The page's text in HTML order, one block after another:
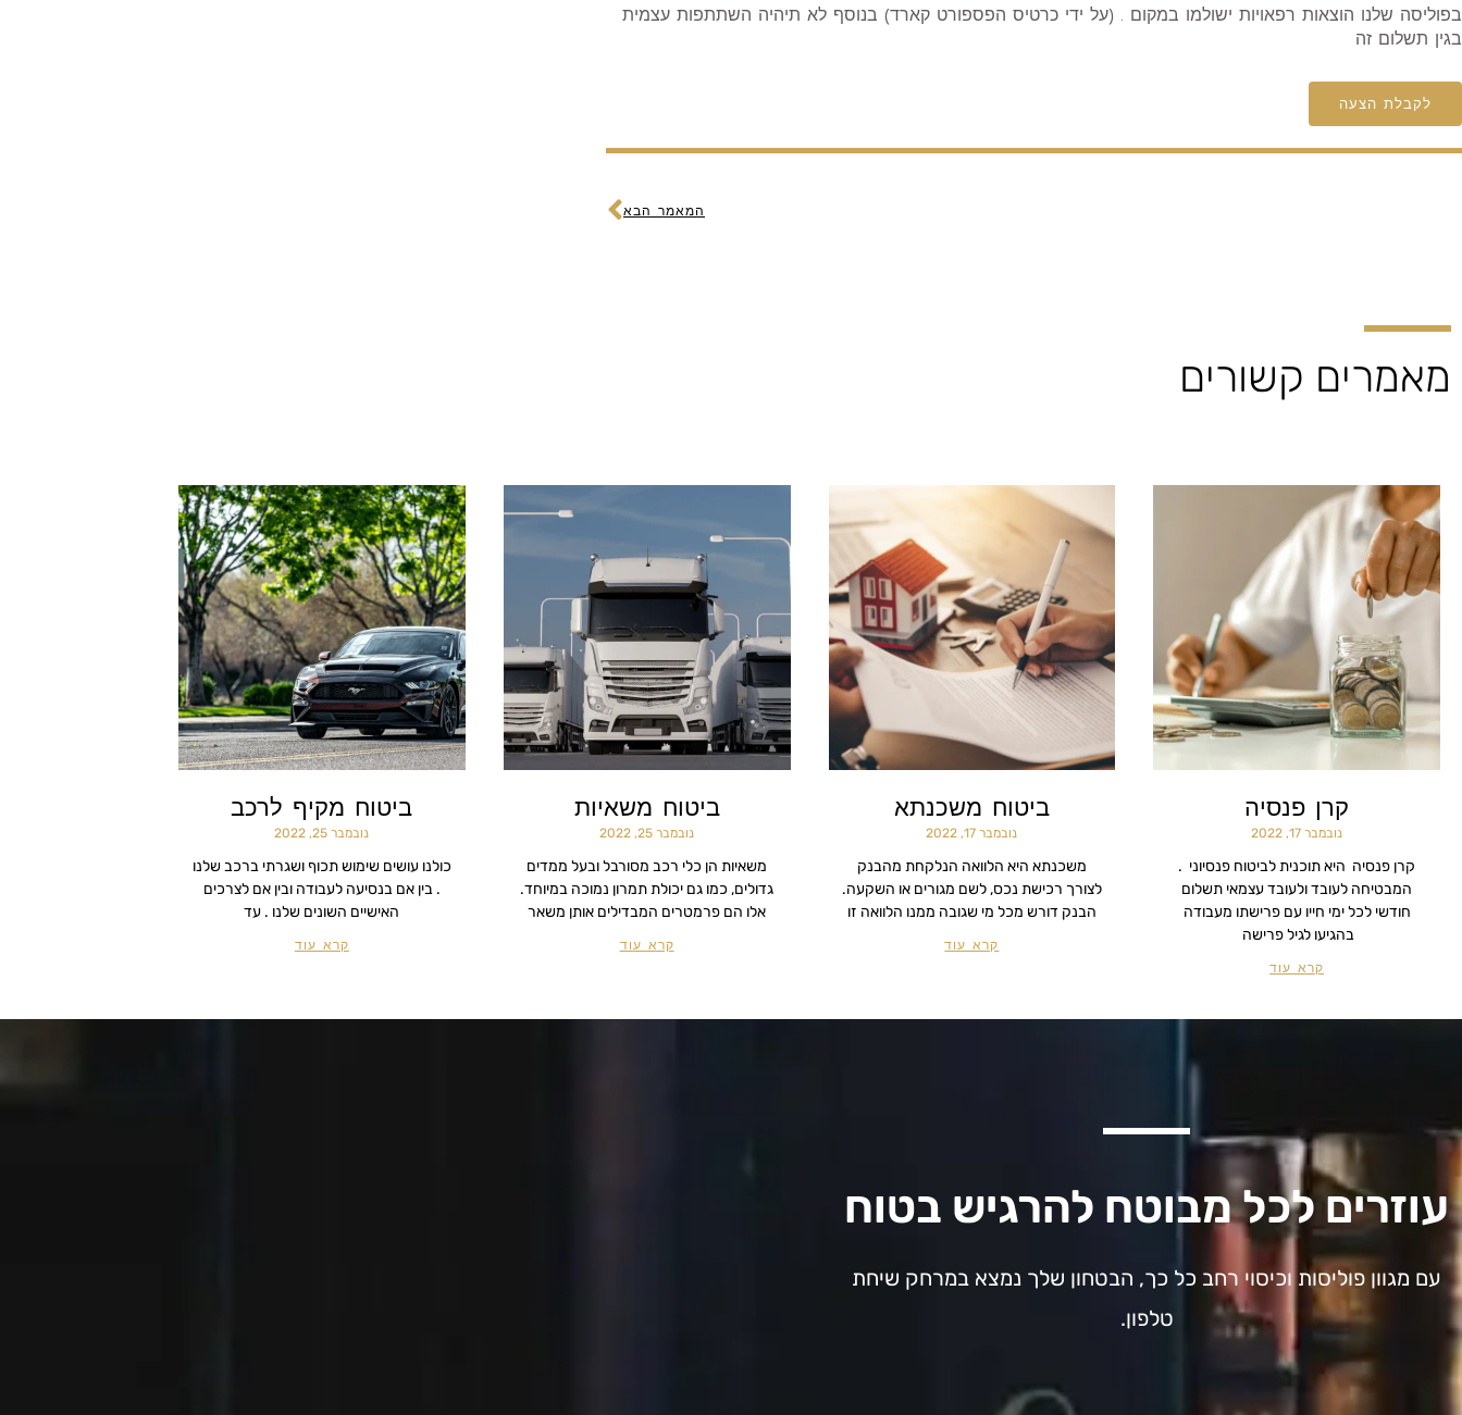
בפוליסה שלנו הוצאות רפאויות ישולמו במקום . (על ידי כרטיס הפספורט קארד) בנוסף לא תיהיה השתתפות עצמית
בגין תשלום זה
לקבלת הצעה
המאמר הבא
מאמרים קשורים
קרן פנסיה
נובמבר 17, 2022
קרן פנסיה היא תוכנית לביטוח פנסיוני .
המבטיחה לעובד ולעובד עצמאי תשלום
חודשי לכל ימי חייו עם פרישתו מעבודה
בהגיעו לגיל פרישה
קרא עוד
ביטוח משכנתא
נובמבר 17, 2022
משכנתא היא הלוואה הנלקחת מהבנק
לצורך רכישת נכס, לשם מגורים או השקעה.
הבנק דורש מכל מי שגובה ממנו הלוואה זו
קרא עוד
ביטוח משאיות
נובמבר 25, 2022
משאיות הן כלי רכב מסורבל ובעל ממדים
גדולים, כמו גם יכולת תמרון נמוכה במיוחד.
אלו הם פרמטרים המבדילים אותן משאר
קרא עוד
ביטוח מקיף לרכב
נובמבר 25, 2022
כולנו עושים שימוש תכוף ושגרתי ברכב שלנו
. בין אם בנסיעה לעבודה ובין אם לצרכים
האישיים השונים שלנו . עד
קרא עוד
עוזרים לכל מבוטח להרגיש בטוח
עם מגוון פוליסות וכיסוי רחב כל כך, הבטחון שלך נמצא במרחק שיחת
טלפון.